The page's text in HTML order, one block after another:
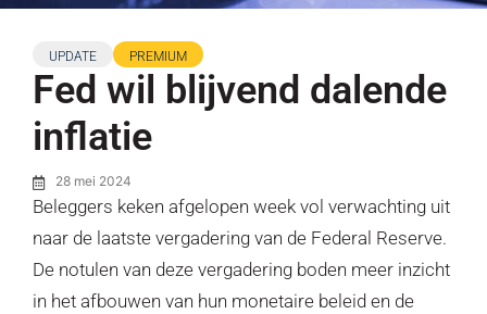
UPDATE PREMIUM
Fed wil blijvend dalende
inflatie
28 mei 2024
Beleggers keken afgelopen week vol verwachting uit
naar de laatste vergadering van de Federal Reserve.
De notulen van deze vergadering boden meer inzicht
in het afbouwen van hun monetaire beleid en de